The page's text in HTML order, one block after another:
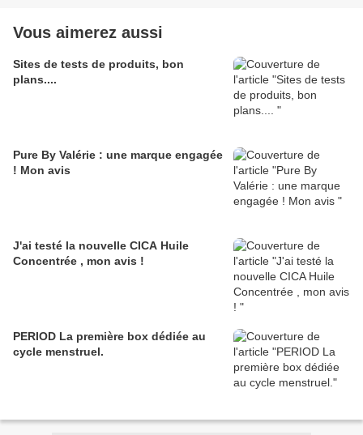
Vous aimerez aussi
Sites de tests de produits, bon
plans....
Pure By Valérie : une marque engagée
! Mon avis
J'ai testé la nouvelle CICA Huile
Concentrée , mon avis !
PERIOD La première box dédiée au
cycle menstruel.